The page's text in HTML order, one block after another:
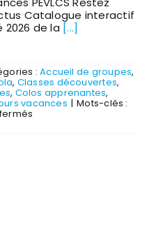
Catalogue interactif
de la [...]
:Accueil de groupes,
, Classes découvertes,
, Colos apprenantes,
vacances | Mots-clés :